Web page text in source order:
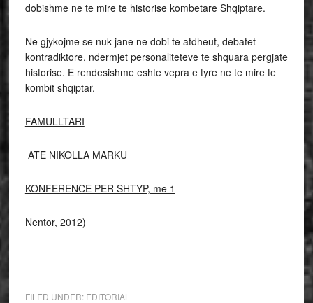
dobishme ne te mire te historise kombetare Shqiptare.
Ne gjykojme se nuk jane ne dobi te atdheut, debatet
kontradiktore, ndermjet personaliteteve te shquara pergjate
historise. E rendesishme eshte vepra e tyre ne te mire te
kombit shqiptar.
FAMULLTARI
ATE NIKOLLA MARKU
KONFERENCE PER SHTYP, me 1
Nentor, 2012)
FILED UNDER: EDITORIAL